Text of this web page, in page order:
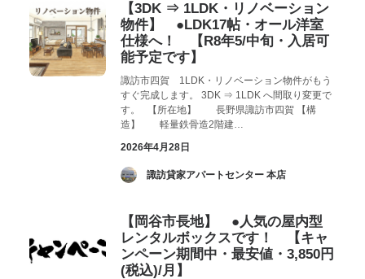
【3DK ⇒ 1LDK・リノベーション
物件】 ●LDK17帖・オール洋室
仕様へ！ 【R8年5/中旬・入居可
能予定です】
諏訪市四賀 1LDK・リノベーション物件がもう
すぐ完成します。 3DK ⇒ 1LDK へ間取り変更で
す。 【所在地】 長野県諏訪市四賀 【構
造】 軽量鉄骨造2階建…
2026年4月28日
­ 諏訪貸家アパートセンター 本店
【岡谷市長地】 ●人気の屋内型
レンタルボックスです！ 【キャ
ンペーン期間中・最安値・3,850円
(税込)/月】